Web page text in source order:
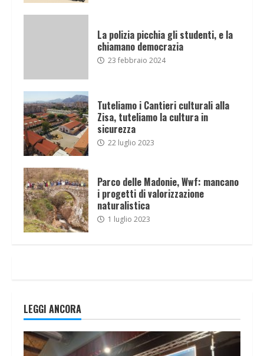
La polizia picchia gli studenti, e la
chiamano democrazia
23 febbraio 2024
Tuteliamo i Cantieri culturali alla
Zisa, tuteliamo la cultura in
sicurezza
22 luglio 2023
Parco delle Madonie, Wwf: mancano
i progetti di valorizzazione
naturalistica
1 luglio 2023
LEGGI ANCORA